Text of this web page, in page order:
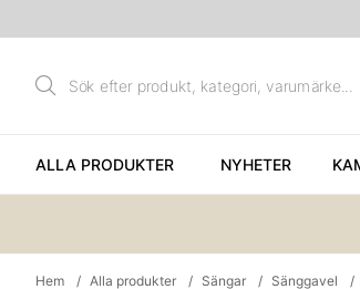
ALLA PRODUKTER NYHETER
Hem Alla produkter Sängar Sänggavel